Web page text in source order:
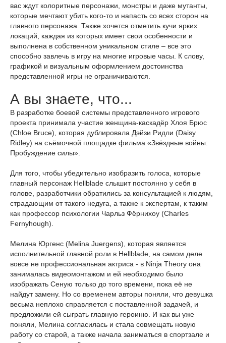
вас ждут колоритные персонажи, монстры и даже мутанты,
которые мечтают убить кого-то и напасть со всех сторон на
главного персонажа. Также хочется отметить кучи ярких
локаций, каждая из которых имеет свои особенности и
выполнена в собственном уникальном стиле – все это
способно завлечь в игру на многие игровые часы. К слову,
графикой и визуальным оформлением достоинства
представленной игры не ограничиваются.
А вы знаете, что...
В разработке боевой системы представленного игрового
проекта принимала участие женщина-каскадёр Хлоя Брюс
(Chloe Bruce), которая дублировала Дэйзи Ридли (Daisy
Ridley) на съёмочной площадке фильма «Звёздные войны:
Пробуждение силы».
Для того, чтобы убедительно изобразить голоса, которые
главный персонаж Hellblade слышит постоянно у себя в
голове, разработчики обратились за консультацией к людям,
страдающим от такого недуга, а также к экспертам, к таким
как профессор психологии Чарльз Фёрнихоу (Charles
Fernyhough).
Мелина Юргенс (Melina Juergens), которая является
исполнительной главной роли в Hellblade, на самом деле
вовсе не профессиональная актриса - в Ninja Theory она
занималась видеомонтажом и ей необходимо было
изображать Сеную только до того времени, пока её не
найдут замену. Но со временем авторы поняли, что девушка
весьма неплохо справляется с поставленной задачей, и
предложили ей сыграть главную героиню. И как вы уже
поняли, Мелина согласилась и стала совмещать новую
работу со старой, а также начала заниматься в спортзале и